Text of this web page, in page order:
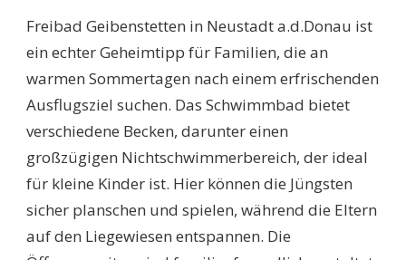
Freibad Geibenstetten in Neustadt a.d.Donau ist
ein echter Geheimtipp für Familien, die an
warmen Sommertagen nach einem erfrischenden
Ausflugsziel suchen. Das Schwimmbad bietet
verschiedene Becken, darunter einen
großzügigen Nichtschwimmerbereich, der ideal
für kleine Kinder ist. Hier können die Jüngsten
sicher planschen und spielen, während die Eltern
auf den Liegewiesen entspannen. Die